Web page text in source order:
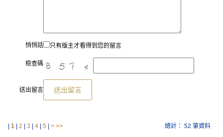
悄悄話 只有版主才看得到您的留言
檢查碼
送出留言 送出留言
1 2 3 4 5 > >> 總計： 52 筆資料